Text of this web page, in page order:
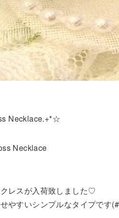
Necklace.+*☆
Necklace
レスが入荷致しました♡
やすいシンプルなタイプです